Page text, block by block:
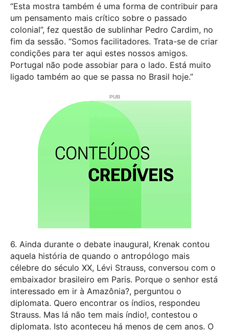
“Esta mostra também é uma forma de contribuir para
um pensamento mais crítico sobre o passado
colonial”, fez questão de sublinhar Pedro Cardim, no
fim da sessão. “Somos facilitadores. Trata-se de criar
condições para ter aqui estes nossos amigos.
Portugal não pode assobiar para o lado. Está muito
ligado também ao que se passa no Brasil hoje.”
6. Ainda durante o debate inaugural, Krenak contou
aquela história de quando o antropólogo mais
célebre do século XX, Lévi Strauss, conversou com o
embaixador brasileiro em Paris. Porque o senhor está
interessado em ir à Amazônia?, perguntou o
diplomata. Quero encontrar os índios, respondeu
Strauss. Mas lá não tem mais índio!, contestou o
diplomata. Isto aconteceu há menos de cem anos. O